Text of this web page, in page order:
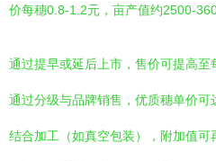
价每穗0.8-1.2元，亩产值约2500-
通过提早或延后上市，售价可提高至
通过分级与品牌销售，优质穗单价可
结合加工（如真空包装），附加值可